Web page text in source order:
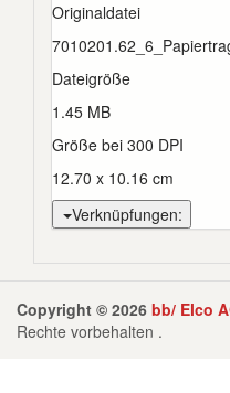
Originaldatei
Dateigröße
1.45 MB
Größe bei 300 DPI
12.70 x 10.16 cm
Verknüpfungen:
Copyright © 2026 bb/ Elco
Rechte vorbehalten .